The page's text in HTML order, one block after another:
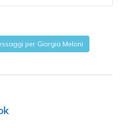
per Giorgia Meloni